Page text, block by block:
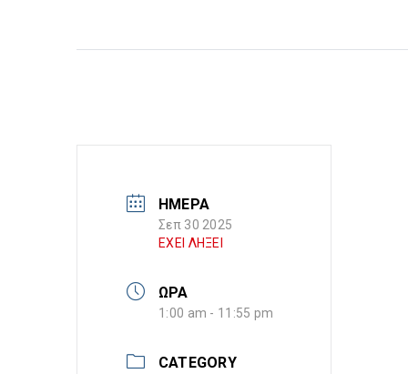
ΗΜΕΡΑ
Σεπ 30 2025
ΕΧΕΙ ΛΗΞΕΙ
ΩΡΑ
1:00 am - 11:55 pm
CATEGORY